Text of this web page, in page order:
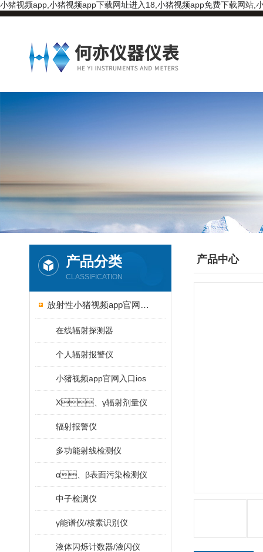
小猪视频app,小猪视频app下载网址进入18,小猪视频app免费下载网站,
产品分类
CLASSIFICATION
放射性小猪视频app官网入口ios
在线辐射探测器
个人辐射报警仪
小猪视频app官网入口ios
X、γ辐射剂量仪
辐射报警仪
多功能射线检测仪
α、β表面污染检测仪
中子检测仪
γ能谱仪/核素识别仪
液体闪烁计数器/液闪仪
产品中心